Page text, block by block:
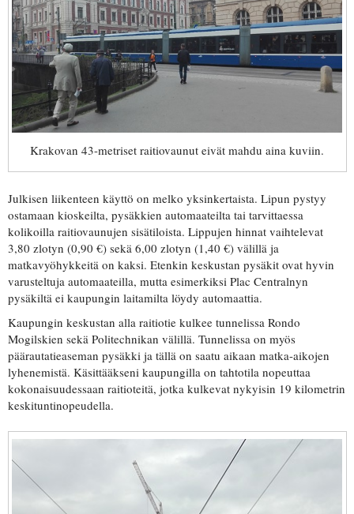
Krakovan 43-metriset raitiovaunut eivät mahdu aina kuviin.
Julkisen liikenteen käyttö on melko yksinkertaista. Lipun pystyy
ostamaan kioskeilta, pysäkkien automaateilta tai tarvittaessa
kolikoilla raitiovaunujen sisätiloista. Lippujen hinnat vaihtelevat
3,80 zlotyn (0,90 €) sekä 6,00 zlotyn (1,40 €) välillä ja
matkavyöhykkeitä on kaksi. Etenkin keskustan pysäkit ovat hyvin
varusteltuja automaateilla, mutta esimerkiksi Plac Centralnyn
pysäkiltä ei kaupungin laitamilta löydy automaattia.
Kaupungin keskustan alla raitiotie kulkee tunnelissa Rondo
Mogilskien sekä Politechnikan välillä. Tunnelissa on myös
päärautatieaseman pysäkki ja tällä on saatu aikaan matka-aikojen
lyhenemistä. Käsittääkseni kaupungilla on tahtotila nopeuttaa
kokonaisuudessaan raitioteitä, jotka kulkevat nykyisin 19 kilometrin
keskituntinopeudella.